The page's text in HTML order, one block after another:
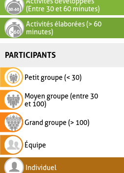
(Entre 30 et 60 minutes)
Activités élaborées (> 60
minutes)
PARTICIPANTS
Petit groupe (< 30)
Moyen groupe (entre 30
et 100)
Grand groupe (> 100)
Équipe
Individuel